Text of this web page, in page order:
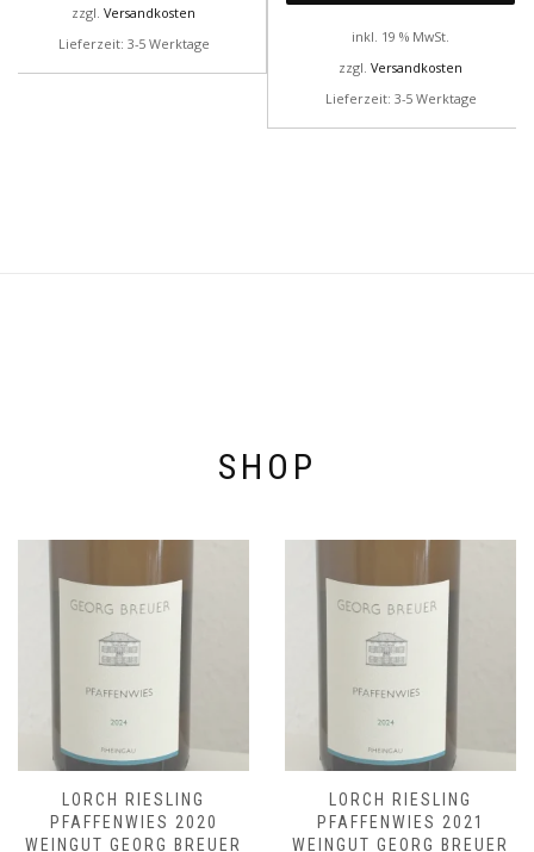
zzgl. Versandkosten
Lieferzeit: 3-5 Werktage
inkl. 19 % MwSt.
zzgl. Versandkosten
Lieferzeit: 3-5 Werktage
SHOP
LORCH RIESLING
PFAFFENWIES 2020
WEINGUT GEORG BREUER
LORCH RIESLING
PFAFFENWIES 2021
WEINGUT GEORG BREUER